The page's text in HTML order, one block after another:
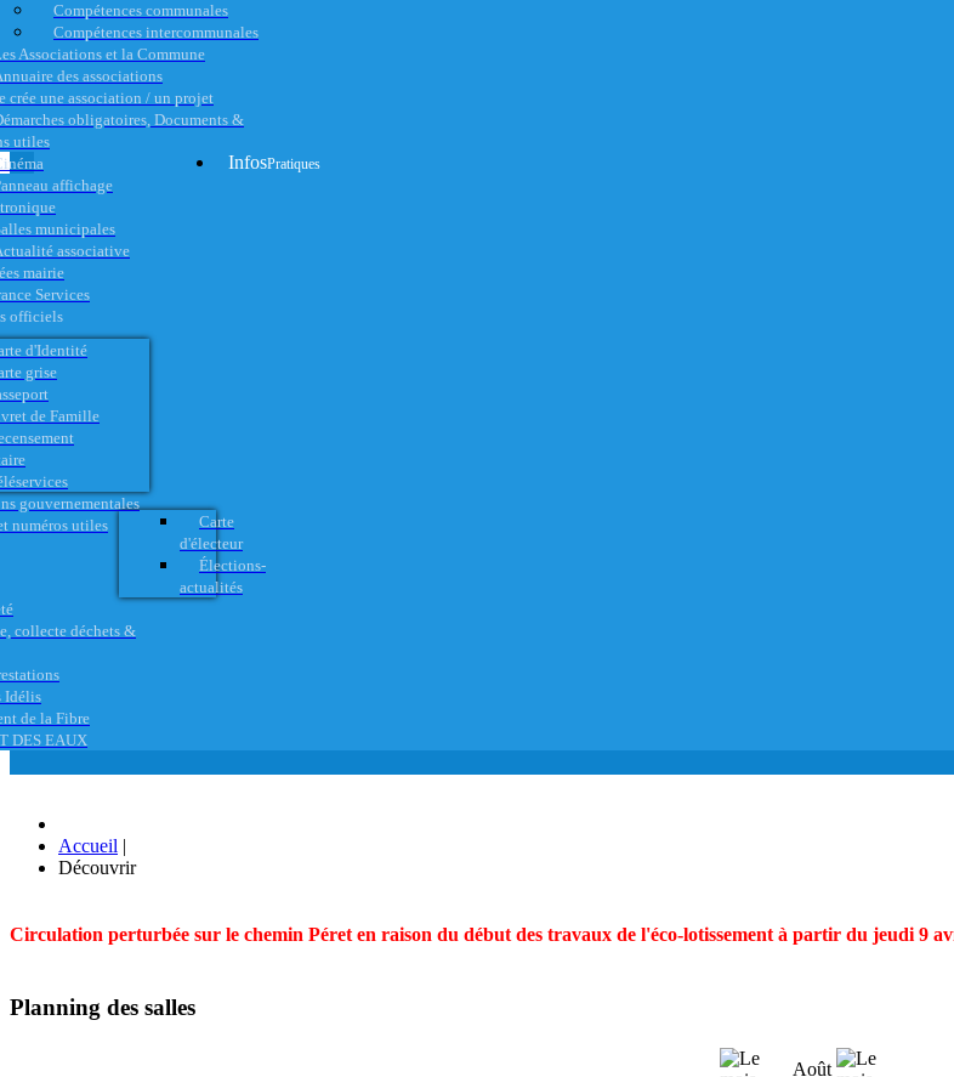
Compétences communales
Compétences intercommunales
Associations et la Commune
des associations
crée une association / un projet
obligatoires, Documents &
utiles
affichage
municipales
associative
InfosPratiques
mairie
Services
officiels
d'Identité
grise
de Famille
gouvernementales
numéros utiles
Carte
d'électeur
Élections-
actualités
collecte déchets &
Idélis
de la Fibre
DES EAUX
Accueil |
Découvrir
Circulation perturbée sur le chemin Péret en raison du début des travaux de l'éco-lotissement à partir du jeudi 9
Planning des salles
Août